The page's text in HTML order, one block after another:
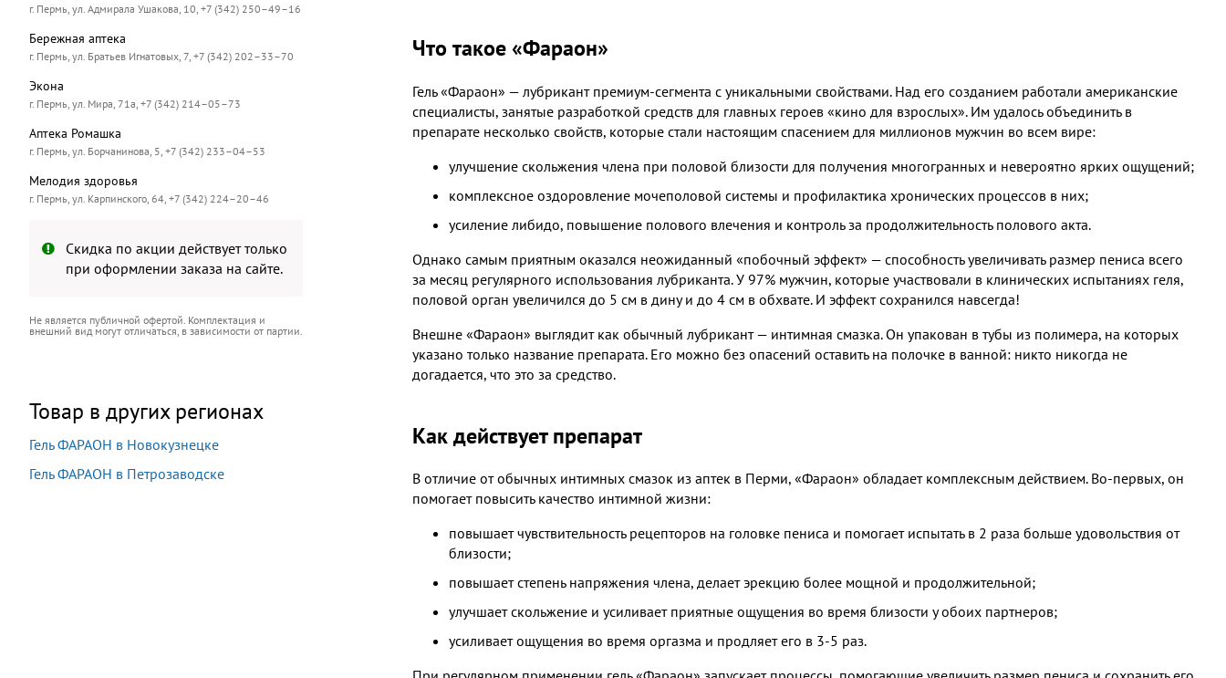
г. Пермь, ул. Адмирала Ушакова, 10, +7 (342) 250–49–16
Бережная аптека
г. Пермь, ул. Братьев Игнатовых, 7, +7 (342) 202–33–70
Экона
г. Пермь, ул. Мира, 71а, +7 (342) 214–05–73
Аптека Ромашка
г. Пермь, ул. Борчанинова, 5, +7 (342) 233–04–53
Мелодия здоровья
г. Пермь, ул. Карпинского, 64, +7 (342) 224–20–46
Скидка по акции действует только
при оформлении заказа на сайте.
Не является публичной офертой. Комплектация и
внешний вид могут отличаться, в зависимости от партии.
Товар в других регионах
Гель ФАРАОН в Новокузнецке
Гель ФАРАОН в Петрозаводске
Что такое «Фараон»
Гель «Фараон» — лубрикант премиум-сегмента с уникальными свойствами. Над его созданием работали американские
специалисты, занятые разработкой средств для главных героев «кино для взрослых». Им удалось объединить в
препарате несколько свойств, которые стали настоящим спасением для миллионов мужчин во всем вире:
улучшение скольжения члена при половой близости для получения многогранных и невероятно ярких ощущений;
комплексное оздоровление мочеполовой системы и профилактика хронических процессов в них;
усиление либидо, повышение полового влечения и контроль за продолжительность полового акта.
Однако самым приятным оказался неожиданный «побочный эффект» — способность увеличивать размер пениса всего
за месяц регулярного использования лубриканта. У 97% мужчин, которые участвовали в клинических испытаниях геля,
половой орган увеличился до 5 см в дину и до 4 см в обхвате. И эффект сохранился навсегда!
Внешне «Фараон» выглядит как обычный лубрикант — интимная смазка. Он упакован в тубы из полимера, на которых
указано только название препарата. Его можно без опасений оставить на полочке в ванной: никто никогда не
догадается, что это за средство.
Как действует препарат
В отличие от обычных интимных смазок из аптек в Перми, «Фараон» обладает комплексным действием. Во-первых, он
помогает повысить качество интимной жизни:
повышает чувствительность рецепторов на головке пениса и помогает испытать в 2 раза больше удовольствия от
близости;
повышает степень напряжения члена, делает эрекцию более мощной и продолжительной;
улучшает скольжение и усиливает приятные ощущения во время близости у обоих партнеров;
усиливает ощущения во время оргазма и продляет его в 3-5 раз.